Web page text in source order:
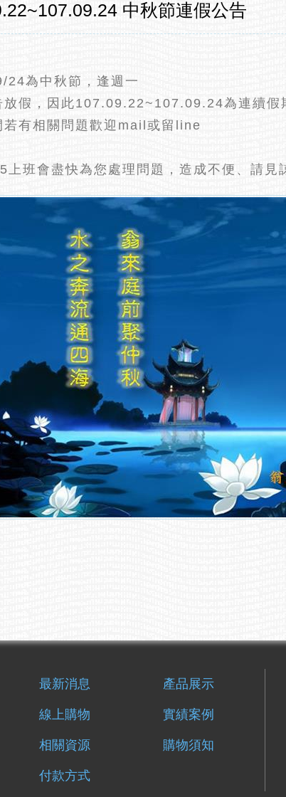
中秋節連假公告
24為中秋節，逢週一
放假，因此107.09.22~107.09.24為連續假
若有相關問題歡迎mail或留line
最新消息 產品展示
線上購物 實績案例
相關資源 購物須知
付款方式